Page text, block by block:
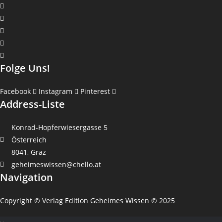
Folge Uns!
Facebook Instagram Pinterest
Address-Liste
Konrad-Hopferwiesergasse 5
Österreich
8041, Graz
geheimeswissen@chello.at
Navigation
Copyright © Verlag Edition Geheimes Wissen © 2025